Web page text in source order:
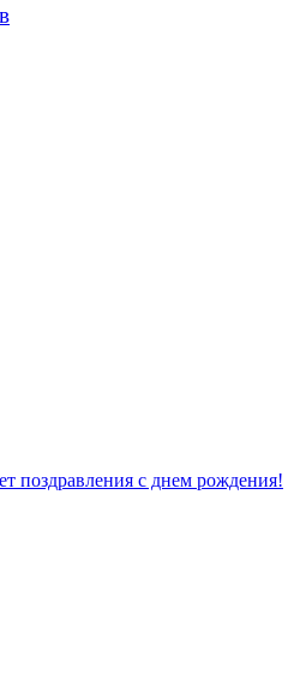
поздравления с днем рождения!